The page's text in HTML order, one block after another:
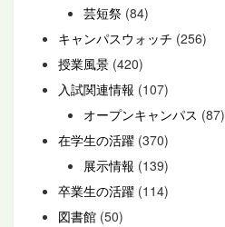
芸短祭 (84)
キャンパスウォッチ (256)
授業風景 (420)
入試関連情報 (107)
オープンキャンパス (87)
在学生の活躍 (370)
展示情報 (139)
卒業生の活躍 (114)
図書館 (50)